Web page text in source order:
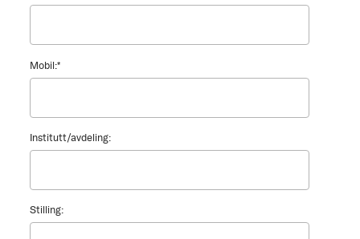
Mobil:*
Institutt/avdeling:
Stilling: